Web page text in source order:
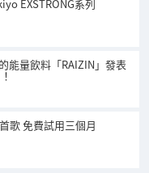
EXSTRONG系列
能量飲料「RAIZIN」發表
歌 免費試用三個月